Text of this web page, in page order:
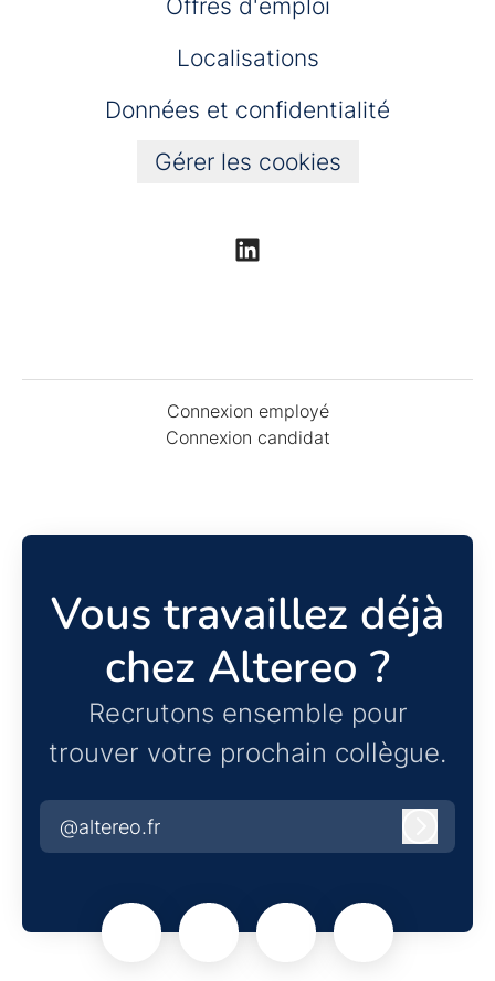
Offres d'emploi
Localisations
Données et confidentialité
Gérer les cookies
Connexion employé
Connexion candidat
Vous travaillez déjà
chez Altereo ?
Recrutons ensemble pour
trouver votre prochain collègue.
@altereo.fr